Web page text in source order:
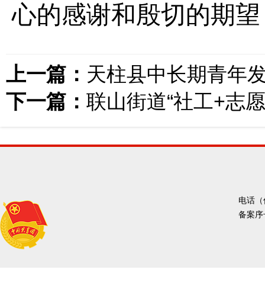
心的感谢和殷切的期
上一篇： 天柱县中长期青年
下一篇： 联山街道“社工+志
电话
备案序